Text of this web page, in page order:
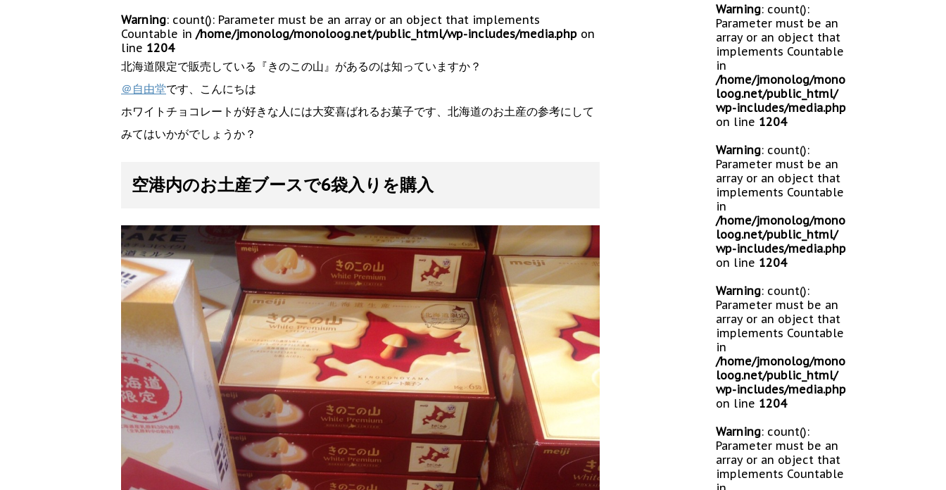
Warning: count(): Parameter must be an array or an object that implements
Countable in /home/jmonolog/monoloog.net/public_html/wp-includes/media.php on
line 1204
北海道限定で販売している『きのこの山』があるのは知っていますか？
＠自由堂です、こんにちは
ホワイトチョコレートが好きな人には大変喜ばれるお菓子です、北海道のお土産の参考にして
みてはいかがでしょうか？
空港内のお土産ブースで6袋入りを購入
Warning: count():
Parameter must be an
array or an object that
implements Countable
in
/home/jmonolog/mono
loog.net/public_html/
wp-includes/media.php
on line 1204
Warning: count():
Parameter must be an
array or an object that
implements Countable
in
/home/jmonolog/mono
loog.net/public_html/
wp-includes/media.php
on line 1204
Warning: count():
Parameter must be an
array or an object that
implements Countable
in
/home/jmonolog/mono
loog.net/public_html/
wp-includes/media.php
on line 1204
Warning: count():
Parameter must be an
array or an object that
implements Countable